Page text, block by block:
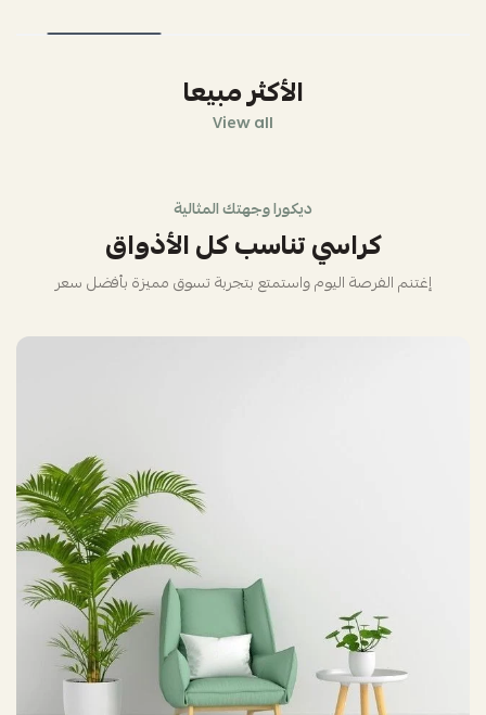
الأكثر مبيعا
View all
ديكورا وجهتك المثالية
كراسي تناسب كل الأذواق
إغتنم الفرصة اليوم واستمتع بتجربة تسوق مميزة بأفضل سعر